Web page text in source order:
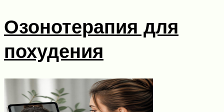
Озонотерапия для
похудения